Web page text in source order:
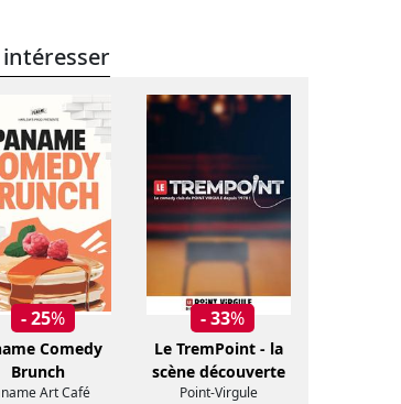
- 25%
Comedy
Brunch
Art Café
- 33%
Le TremPoint - la
scène découverte
Point-Virgule